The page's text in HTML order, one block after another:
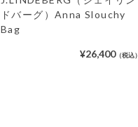
ドバーグ）Anna Slouchy
Bag
¥26,400（税込）